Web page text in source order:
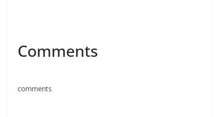
Comments
comments